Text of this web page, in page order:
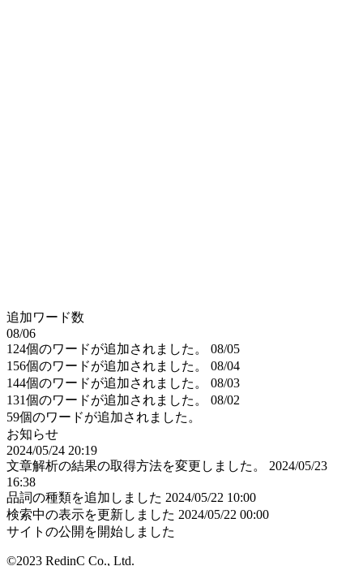
追加ワード数
08/06
124個のワードが追加されました。
08/05
156個のワードが追加されました。
08/04
144個のワードが追加されました。
08/03
131個のワードが追加されました。
08/02
59個のワードが追加されました。
お知らせ
2024/05/24 20:19
文章解析の結果の取得方法を変更しました。
2024/05/23
16:38
品詞の種類を追加しました 2024/05/22 10:00
検索中の表示を更新しました 2024/05/22 00:00
サイトの公開を開始しました
©2023 RedinC Co., Ltd.